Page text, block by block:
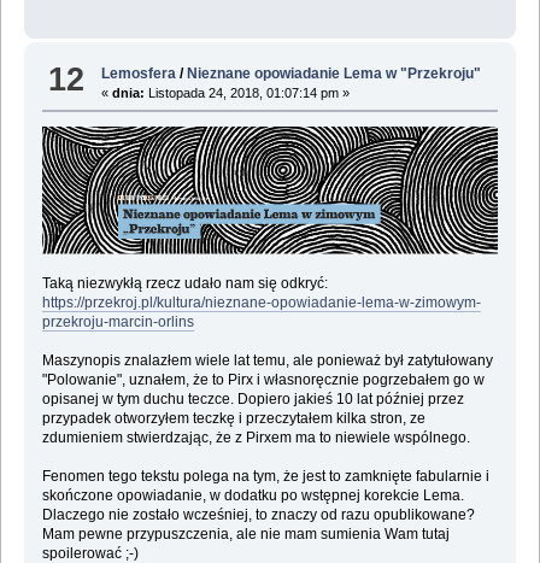
12 Lemosfera /Nieznane opowiadanie Lema w "Przekroju"
«dnia: Listopada 24, 2018, 01:07:14 pm »
Taką niezwykłą rzecz udało nam się odkryć:
https://przekroj.pl/kultura/nieznane-opowiadanie-lema-w-zimowym-
przekroju-marcin-orlins
Maszynopis znalazłem wiele lat temu, ale ponieważ był zatytułowany
"Polowanie", uznałem, że to Pirx i własnoręcznie pogrzebałem go w
opisanej w tym duchu teczce. Dopiero jakieś 10 lat później przez
przypadek otworzyłem teczkę i przeczytałem kilka stron, ze
zdumieniem stwierdzając, że z Pirxem ma to niewiele wspólnego.
Fenomen tego tekstu polega na tym, że jest to zamknięte fabularnie i
skończone opowiadanie, w dodatku po wstępnej korekcie Lema.
Dlaczego nie zostało wcześniej, to znaczy od razu opublikowane?
Mam pewne przypuszczenia, ale nie mam sumienia Wam tutaj
spoilerować ;-)